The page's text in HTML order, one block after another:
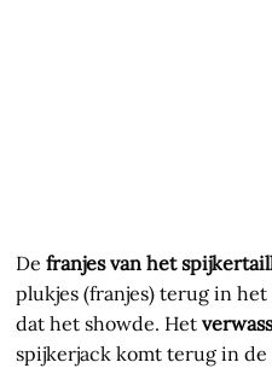
Defranjes van het
plukjes (franjes) terug in
dat het showde. Het
spijkerjack komt terug in